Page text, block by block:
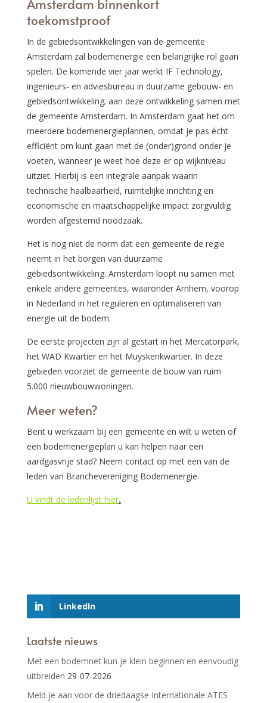
Amsterdam binnenkort
toekomstproof
In de gebiedsontwikkelingen van de gemeente
Amsterdam zal bodemenergie een belangrijke rol gaan
spelen. De komende vier jaar werkt IF Technology,
ingenieurs- en adviesbureau in duurzame gebouw- en
gebiedsontwikkeling, aan deze ontwikkeling samen met
de gemeente Amsterdam. In Amsterdam gaat het om
meerdere bodemenergieplannen, omdat je pas écht
efficiënt om kunt gaan met de (onder)grond onder je
voeten, wanneer je weet hoe deze er op wijkniveau
uitziet. Hierbij is een integrale aanpak waarin
technische haalbaarheid, ruimtelijke inrichting en
economische en maatschappelijke impact zorgvuldig
worden afgestemd noodzaak.
Het is nog niet de norm dat een gemeente de regie
neemt in het borgen van duurzame
gebiedsontwikkeling. Amsterdam loopt nu samen met
enkele andere gemeentes, waaronder Arnhem, voorop
in Nederland in het reguleren en optimaliseren van
energie uit de bodem.
De eerste projecten zijn al gestart in het Mercatorpark,
het WAD Kwartier en het Muyskenkwartier. In deze
gebieden voorziet de gemeente de bouw van ruim
5.000 nieuwbouwwoningen.
Meer weten?
Bent u werkzaam bij een gemeente en wilt u weten of
een bodemenergieplan u kan helpen naar een
aardgasvrije stad? Neem contact op met een van de
leden van Branchevereniging Bodemenergie.
U vindt de ledenlijst hier.
LinkedIn
Laatste nieuws
Met een bodemnet kun je klein beginnen en eenvoudig
uitbreiden 29-07-2026
Meld je aan voor de driedaagse Internationale ATES